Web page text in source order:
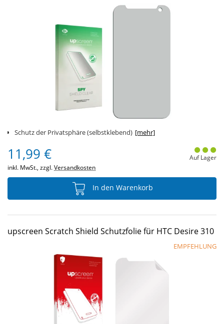
Schutz der Privatsphäre (selbstklebend) [mehr]
11,99 €
inkl. MwSt., zzgl.Versandkosten
Auf Lager
In den Warenkorb
upscreen Scratch Shield Schutzfolie für HTC Desire 310
EMPFEHLUNG